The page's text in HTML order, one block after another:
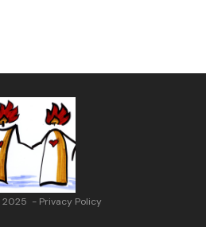
2025 - Privacy Policy